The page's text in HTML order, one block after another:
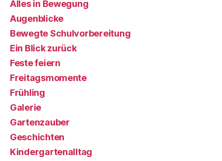
Alles in Bewegung
Augenblicke
Bewegte Schulvorbereitung
Ein Blick zurück
Feste feiern
Freitagsmomente
Frühling
Galerie
Gartenzauber
Geschichten
Kindergartenalltag